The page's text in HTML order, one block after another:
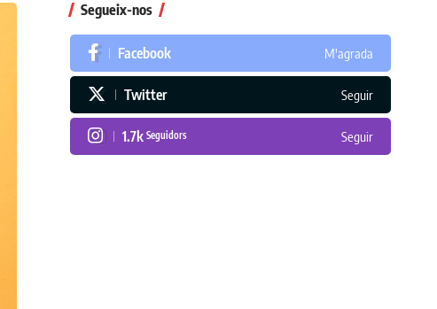
Segueix-nos
Facebook M'agrada
Twitter Seguir
1.7k Seguidors Seguir